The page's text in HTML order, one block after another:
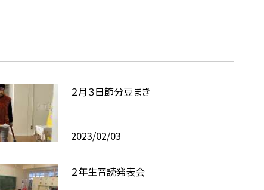
２月３日節分豆まき
2023/02/03
２年生音読発表会